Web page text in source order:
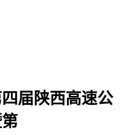
届陕西高速公